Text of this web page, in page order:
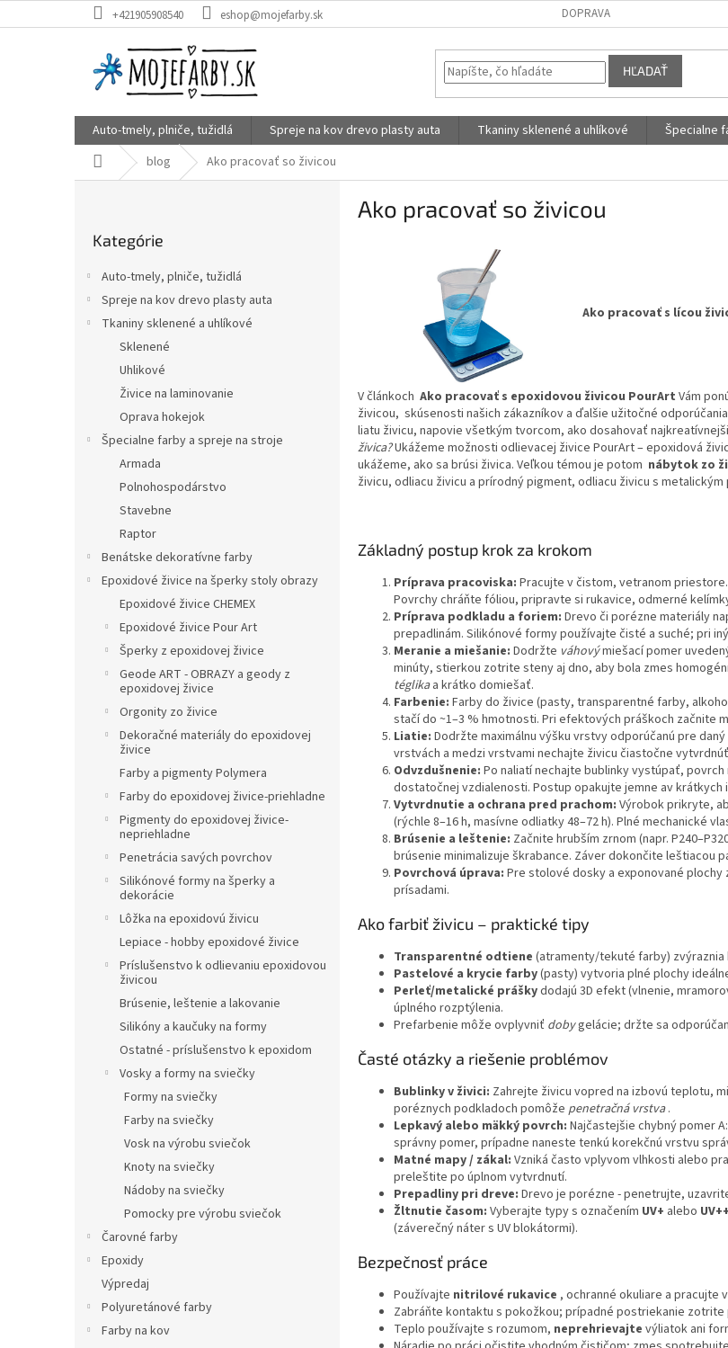
na
+421905908540 eshop@mojefarby.sk DOPRAVA
HĽADAŤ
Auto-tmely, plniče, tužidlá Spreje na kov drevo plasty auta Tkaniny sklenené a uhlíkové Špecialne
Domovblog Ako pracovať so živicou
kategórie
Kategórie
Auto-tmely, plniče, tužidlá
Spreje na kov drevo plasty auta
Tkaniny sklenené a uhlíkové
Sklenené
Uhlikové
Živice na laminovanie
Oprava hokejok
Špecialne farby a spreje na stroje
Armada
Polnohospodárstvo
Stavebne
Raptor
Benátske dekoratívne farby
Epoxidové živice na šperky stoly obrazy
Epoxidové živice CHEMEX
Epoxidové živice Pour Art
Šperky z epoxidovej živice
Geode ART - OBRAZY a geody z
epoxidovej živice
Orgonity zo živice
Dekoračné materiály do epoxidovej
živice
Farby a pigmenty Polymera
Farby do epoxidovej živice-priehladne
Pigmenty do epoxidovej živice-
nepriehladne
Penetrácia savých povrchov
Silikónové formy na šperky a
dekorácie
Lôžka na epoxidovú živicu
Lepiace - hobby epoxidové živice
Príslušenstvo k odlievaniu epoxidovou
živicou
Brúsenie, leštenie a lakovanie
Silikóny a kaučuky na formy
Ostatné - príslušenstvo k epoxidom
Vosky a formy na sviečky
Formy na sviečky
Farby na sviečky
Vosk na výrobu sviečok
Knoty na sviečky
Nádoby na sviečky
Pomocky pre výrobu sviečok
Čarovné farby
Epoxidy
Výpredaj
Polyuretánové farby
Farby na kov
Ako pracovať so živicou
Ako pracovať s lícou
V článkoch Ako pracovať s epoxidovou živicou PourArt Vám
živicou, skúsenosti našich zákazníkov a ďalšie užitočné
liatu živicu, napovie všetkým tvorcom, ako dosahovať
živica?Ukážeme možnosti odlievacej živice PourArt – epoxidová
ukážeme, ako sa brúsi živica. Veľkou témou je potom nábytok zo
živicu, odliacu živicu a prírodný pigment, odliacu živicu s
Základný postup krok za krokom
Príprava pracoviska: Pracujte v čistom, vetranom
Povrchy chráňte fóliou, pripravte si rukavice, odmerné
Príprava podkladu a foriem: Drevo či porézne materiály
prepadlinám. Silikónové formy používajte čisté a suché; pri
Meranie a miešanie: Dodržte váhovýmiešací pomer
minúty, stierkou zotrite steny aj dno, aby bola zmes
téglika a krátko domiešať.
Farbenie: Farby do živice (pasty, transparentné farby,
stačí do ~1–3 % hmotnosti. Pri efektových práškoch začnite
Liatie: Dodržte maximálnu výšku vrstvy odporúčanú pre
vrstvách a medzi vrstvami nechajte živicu čiastočne
Odvzdušnenie: Po naliatí nechajte bublinky vystúpať,
dostatočnej vzdialenosti. Postup opakujte jemne av
Vytvrdnutie a ochrana pred prachom: Výrobok prikryte,
(rýchle 8–16 h, masívne odliatky 48–72 h). Plné mechanické
Brúsenie a leštenie: Začnite hrubším zrnom (napr.
brúsenie minimalizuje škrabance. Záver dokončite leštiacou
Povrchová úprava: Pre stolové dosky a exponované plochy
prísadami.
Ako farbiť živicu – praktické tipy
Transparentné odtiene (atramenty/tekuté farby) zvýraznia
Pastelové a krycie farby(pasty) vytvoria plné plochy
Perleť/metalické práškydodajú 3D efekt (vlnenie,
úplného rozptýlenia.
Prefarbenie môže ovplyvniť dobygelácie; držte sa
Časté otázky a riešenie problémov
Bublinky v živici: Zahrejte živicu vopred na izbovú teplotu,
poréznych podkladoch pomôže penetračná vrstva .
Lepkavý alebo mäkký povrch: Najčastejšie chybný pomer
správny pomer, prípadne naneste tenkú korekčnú vrstvu
Matné mapy / zákal: Vzniká často vplyvom vlhkosti alebo
preleštite po úplnom vytvrdnutí.
Prepadliny pri dreve: Drevo je porézne - penetrujte,
Žltnutie časom: Vyberajte typy s označením UV+ alebo UV++
(záverečný náter s UV blokátormi).
Bezpečnosť práce
Používajte nitrilové rukavice , ochranné okuliare a
Zabráňte kontaktu s pokožkou; prípadné postriekanie
Teplo používajte s rozumom, neprehrievajte výliatok ani